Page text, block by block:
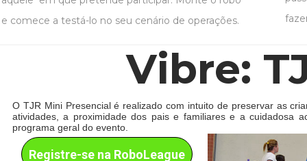
e comece a testá-lo no seu cenário de operações.
Vibre:
O TJR Mini Presencial é realizado com intuito de preservar as
atividades, a proximidade dos pais e familiares e a cuidadosa
programa geral do evento.
Registre-se na RoboLeague